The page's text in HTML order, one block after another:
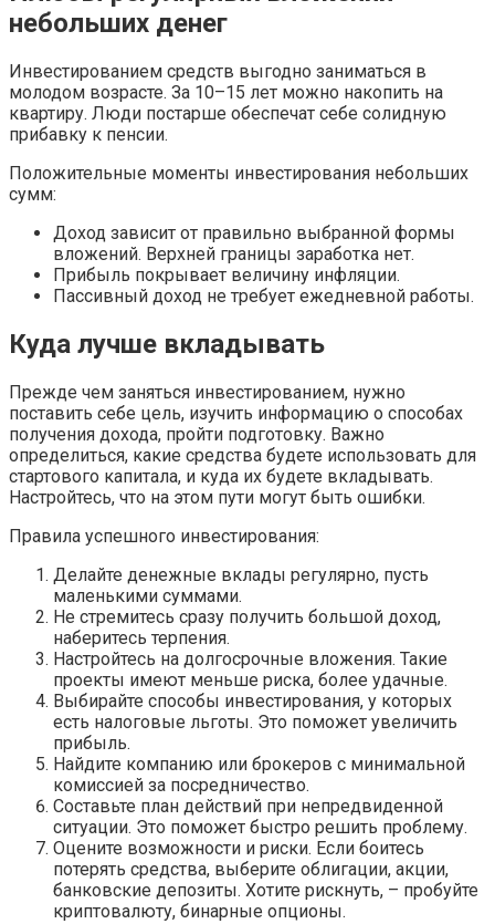
небольших денег
Инвестированием средств выгодно заниматься в
молодом возрасте. За 10–15 лет можно накопить на
квартиру. Люди постарше обеспечат себе солидную
прибавку к пенсии.
Положительные моменты инвестирования небольших
сумм:
Доход зависит от правильно выбранной формы
вложений. Верхней границы заработка нет.
Прибыль покрывает величину инфляции.
Пассивный доход не требует ежедневной работы.
Куда лучше вкладывать
Прежде чем заняться инвестированием, нужно
поставить себе цель, изучить информацию о способах
получения дохода, пройти подготовку. Важно
определиться, какие средства будете использовать для
стартового капитала, и куда их будете вкладывать.
Настройтесь, что на этом пути могут быть ошибки.
Правила успешного инвестирования:
Делайте денежные вклады регулярно, пусть
маленькими суммами.
Не стремитесь сразу получить большой доход,
наберитесь терпения.
Настройтесь на долгосрочные вложения. Такие
проекты имеют меньше риска, более удачные.
Выбирайте способы инвестирования, у которых
есть налоговые льготы. Это поможет увеличить
прибыль.
Найдите компанию или брокеров с минимальной
комиссией за посредничество.
Составьте план действий при непредвиденной
ситуации. Это поможет быстро решить проблему.
Оцените возможности и риски. Если боитесь
потерять средства, выберите облигации, акции,
банковские депозиты. Хотите рискнуть, – пробуйте
криптовалюту, бинарные опционы.